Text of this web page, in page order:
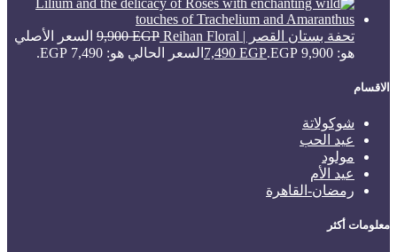
تحفة بستان القصر | Reihan Floral 9,900EGP
السعر الأصلي
هو: 9,900 EGP.
7,490 EGP السعر الحالي هو: 7,490 EGP.
الاقسام
شوكولاتة
عيد الحب
مولود
عيد الأم
رمضان-القاهرة
معلومات أكثر